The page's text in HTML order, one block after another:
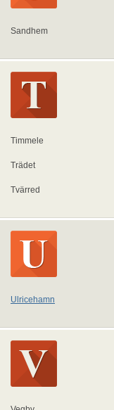
Sandhem
Timmele
Trädet
Tvärred
Ulricehamn